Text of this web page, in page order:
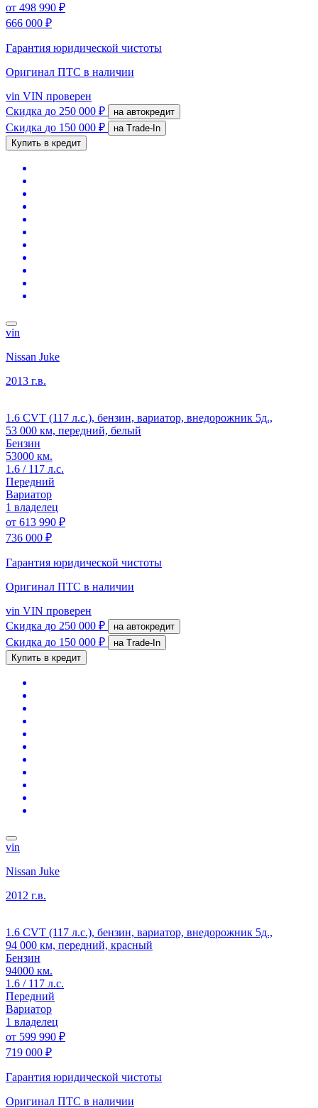
от 498 990 ₽
666 000 ₽
Гарантия юридической чистоты
Оригинал ПТС в наличии
vin VIN проверен
Скидка до 250 000 ₽ на автокредит
Скидка до 150 000 ₽
на Trade-In
Купить в кредит
vin
Nissan Juke
2013 г.в.
1.6 CVT (117 л.с.), бензин, вариатор, внедорожник 5д.,
53 000 км, передний, белый
Бензин
53000 км.
1.6 / 117 л.с.
Передний
Вариатор
1 владелец
от 613 990 ₽
736 000 ₽
Гарантия юридической чистоты
Оригинал ПТС в наличии
vin VIN проверен
Скидка до 250 000 ₽ на автокредит
Скидка до 150 000 ₽
на Trade-In
Купить в кредит
vin
Nissan Juke
2012 г.в.
1.6 CVT (117 л.с.), бензин, вариатор, внедорожник 5д.,
94 000 км, передний, красный
Бензин
94000 км.
1.6 / 117 л.с.
Передний
Вариатор
1 владелец
от 599 990 ₽
719 000 ₽
Гарантия юридической чистоты
Оригинал ПТС в наличии